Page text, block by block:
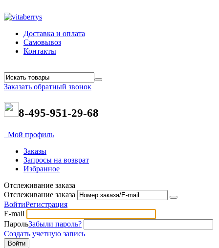
Доставка и оплата
Самовывоз
Контакты
Заказать обратный звонок
8-495-951-29-68
Мой профиль
Заказы
Запросы на возврат
Избранное
Отслеживание заказа
Отслеживание заказа
ВойтиРегистрация
E-mail
ПарольЗабыли пароль?
Создать учетную запись
Войти